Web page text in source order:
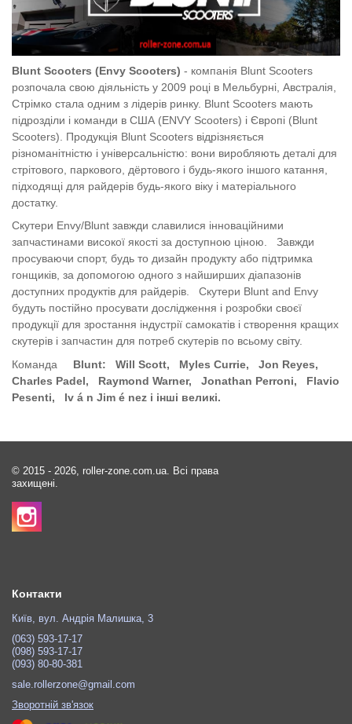
Blunt Scooters (Envy Scooters) - компанія Blunt Scooters
розпочала свою діяльність у 2009 році в Мельбурні, Австралія,
Стрімко стала одним з лідерів ринку. Blunt Scooters мають
підрозділи і команди в США (ENVY Scooters) і Європі (Blunt
Scooters). Продукція Blunt Scooters відрізняється
різноманітністю і універсальністю: вони виробляють деталі для
стрітового, паркового, дёртового і будь-якого іншого катання,
підходящі для райдерів будь-якого віку і матеріального
достатку.
Скутери Envy/Blunt завжди славилися інноваційними
запчастинами високої якості за доступною ціною. Завжди
просуваючи спорт, будь то дизайн продукту або підтримка
гонщиків, за допомогою одного з найширших діапазонів
доступних продуктів для райдерів. Скутери Blunt and Envy
будуть постійно просувати дослідження і розробки своєї
продукції для зростання індустрії самокатів і створення кращих
скутерів і запчастин для потреб скутерів по всьому світу.
Команда Blunt: Will Scott, Myles Currie, Jon Reyes,
Charles Padel, Raymond Warner, Jonathan Perroni, Flavio
Pesenti, Iv á n Jim é nez і інші великі.
© 2015 - 2026, roller-zone.com.ua. Всі права
захищені.
Контакти
Київ, вул. Андрія Малишка, 3
(063) 593-17-17
(098) 593-17-17
(093) 80-80-381
sale.rollerzone@gmail.com
Зворотній зв'язок